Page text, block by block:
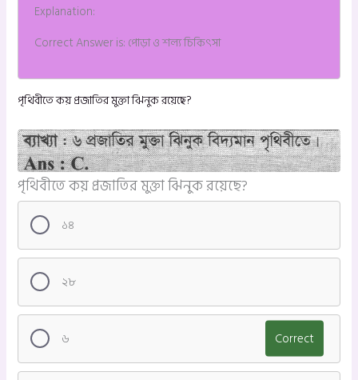
Explanation:
Correct Answer is: পোড়া ও শল্য চিকিৎসা
পৃথিবীতে কয় প্রজাতির মুক্তা ঝিনুক রয়েছে?
পৃথিবীতে কয় প্রজাতির মুক্তা ঝিনুক রয়েছে?
১৪
২৮
৬ Correct